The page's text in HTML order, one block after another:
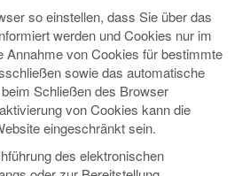
so einstellen, dass Sie über das
werden und Cookies nur im
Annahme von Cookies für bestimmte
sowie das automatische
Schließen des Browser
von Cookies kann die
eingeschränkt sein.
des elektronischen